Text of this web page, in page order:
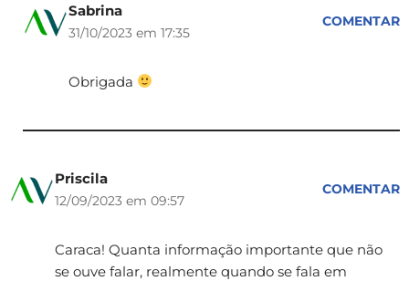
Sabrina
31/10/2023 em 17:35
COMENTAR
Obrigada
Priscila
12/09/2023 em 09:57
COMENTAR
Caraca! Quanta informação importante que não
se ouve falar, realmente quando se fala em